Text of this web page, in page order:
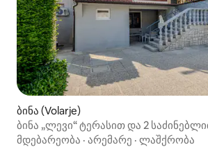
ბინა (Volarje)
ბინა „ლევი“ ტერასით და 2
მდებარეობა · არემარე · ლაშქრობა